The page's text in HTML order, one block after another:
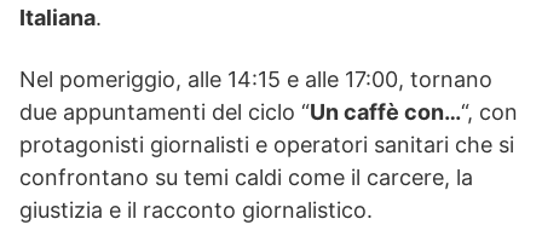
Italiana.
Nel pomeriggio, alle 14:15 e alle 17:00, tornano
due appuntamenti del ciclo “Un caffè con…“, con
protagonisti giornalisti e operatori sanitari che si
confrontano su temi caldi come il carcere, la
giustizia e il racconto giornalistico.